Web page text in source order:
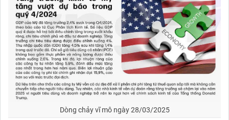
Dòng chảy vĩ mô ngày 28/03/2025